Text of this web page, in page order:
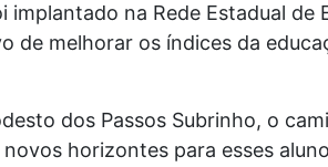
na Rede Estadual
de melhorar os índices da
dos Passos Subrinho, o
horizontes para esses